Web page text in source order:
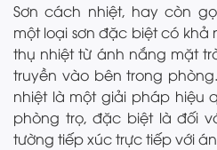
Sơn cách nhiệt, hay còn
một loại sơn đặc biệt có
thụ nhiệt từ ánh nắng mặt
truyền vào bên trong
nhiệt là một giải pháp hiệu
phòng trọ, đặc biệt là đối
tường tiếp xúc trực tiếp với